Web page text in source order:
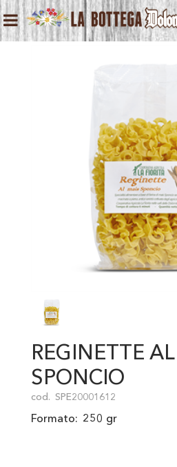
Open menu
REGINETTE
SPONCIO
cod. SPE20001612
Formato: 250 gr